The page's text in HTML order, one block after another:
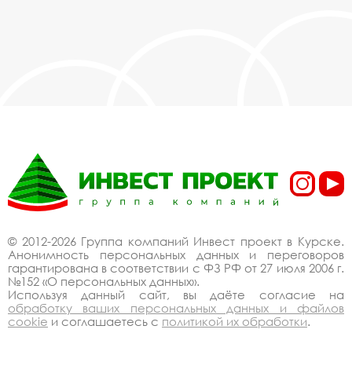
© 2012-2026 Группа компаний Инвест проект в Курске.
Анонимность персональных данных и переговоров
гарантирована в соответствии с ФЗ РФ от 27 июля 2006 г.
№152 «О персональных данных».
Используя данный сайт, вы даёте согласие на
обработку ваших персональных данных и файлов
cookie и соглашаетесь с политикой их обработки.